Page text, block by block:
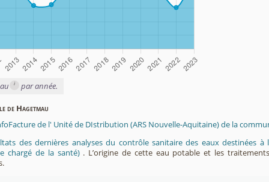
i par année.
de Hagetmau
de l' Unité de DIstribution (ARS Nouvelle-Aquitaine) de la
des dernières analyses du contrôle sanitaire des eaux destinées
chargé de la santé) . L’origine de cette eau potable et les